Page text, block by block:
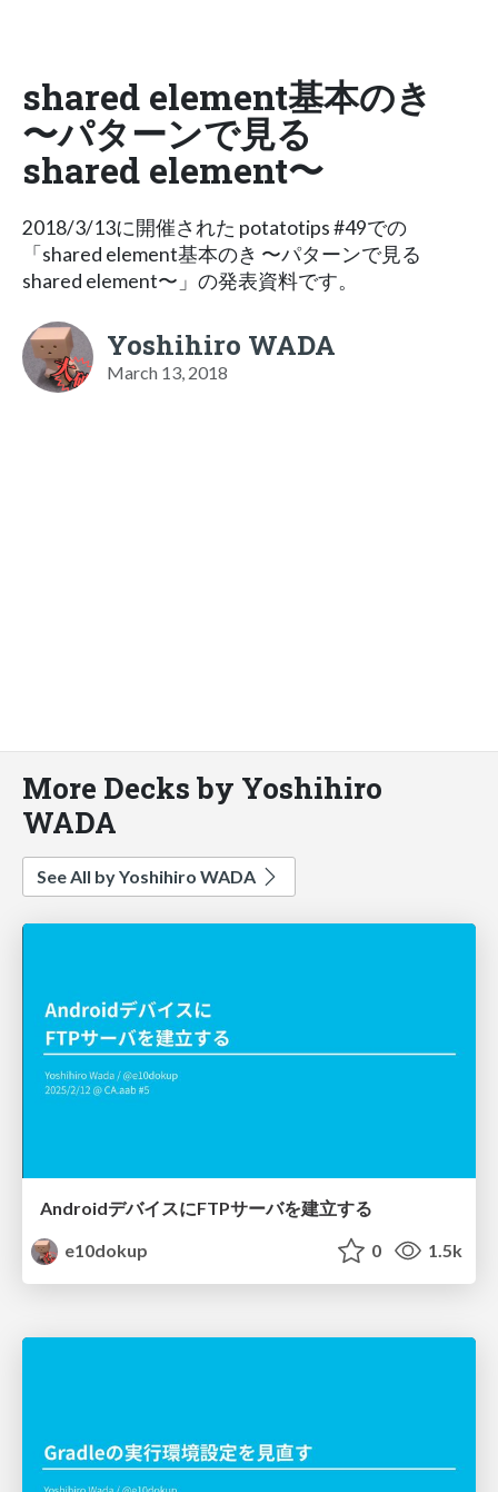
shared element基本のき
〜パターンで見る
shared element〜
2018/3/13に開催された potatotips #49での
「shared element基本のき 〜パターンで見る
shared element〜」の発表資料です。
Yoshihiro WADA
March 13, 2018
More Decks by Yoshihiro
WADA
See All by Yoshihiro WADA
AndroidデバイスにFTPサーバを建立する
e10dokup
0 1.5k